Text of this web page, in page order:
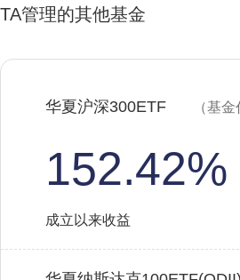
TA管理的其他基金
华夏沪深300ETF （基
152.42%
成立以来收益